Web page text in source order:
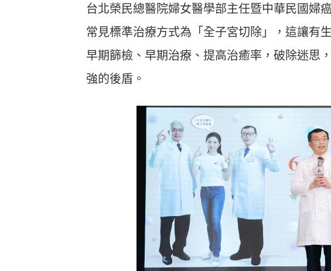
台北榮民總醫院婦女醫學部主任暨中華民國婦
常見標準治療方式為「全子宮切除」，這讓有
早期篩檢、早期治療、提高治癒率，破除迷思
強的後盾。